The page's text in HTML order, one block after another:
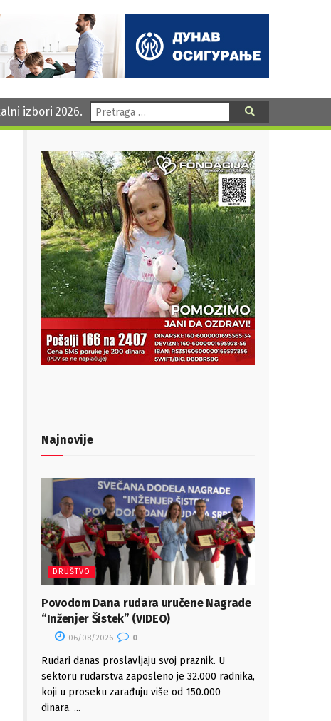
izbori 2026. Pretraga:
Najnovije
DRUŠTVO
Povodom Dana rudara uručene Nagrade
“Inženjer Šistek” (VIDEO)
06/08/2026 0
Rudari danas proslavljaju svoj praznik. U
sektoru rudarstva zaposleno je 32.000 radnika,
koji u proseku zarađuju više od 150.000
dinara. ...